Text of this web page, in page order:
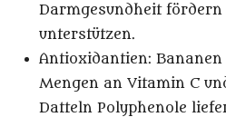
Darmgesundheit fördern
unterstützen.
Antioxidantien:
Mengen an Vitamin C
Datteln Polyphenole